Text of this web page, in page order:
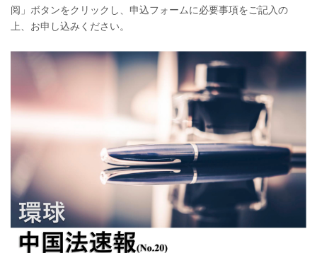
阅」ボタンをクリックし、申込フォームに必要事項をご記入の
上、お申し込みください。